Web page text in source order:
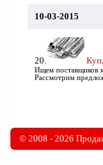
10-03-2015
20.
Ищем поставщиков
Рассмотрим
© 2008 - 2026